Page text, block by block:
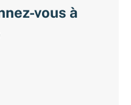
vous à